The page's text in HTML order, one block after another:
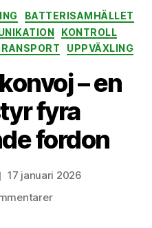
BATTERISAMHÄLLET
KONTROLL
UPPVÄXLING
– en
fyra
fordon
17 januari 2026
till